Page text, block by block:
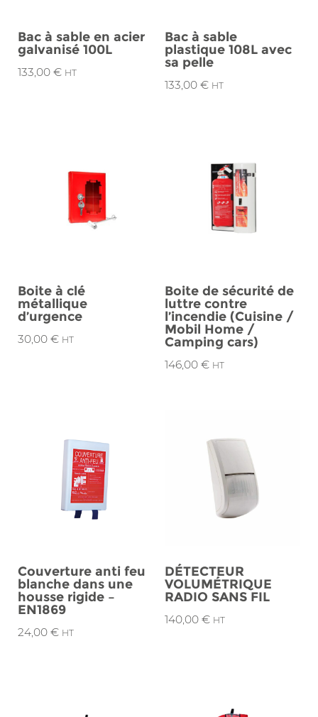
Bac à sable en acier
galvanisé 100L
133,00 € HT
Bac à sable
plastique 108L avec
sa pelle
133,00 € HT
Boite à clé
métallique
d’urgence
30,00 € HT
Boite de sécurité de
luttre contre
l’incendie (Cuisine /
Mobil Home /
Camping cars)
146,00 € HT
Couverture anti feu
blanche dans une
housse rigide –
EN1869
24,00 € HT
DÉTECTEUR
VOLUMÉTRIQUE
RADIO SANS FIL
140,00 € HT